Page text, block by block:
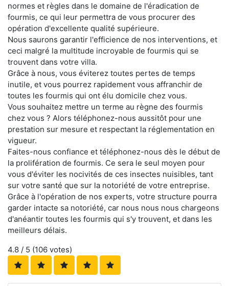
normes et règles dans le domaine de l'éradication de
fourmis, ce qui leur permettra de vous procurer des
opération d'excellente qualité supérieure.
Nous saurons garantir l'efficience de nos interventions, et
ceci malgré la multitude incroyable de fourmis qui se
trouvent dans votre villa.
Grâce à nous, vous éviterez toutes pertes de temps
inutile, et vous pourrez rapidement vous affranchir de
toutes les fourmis qui ont élu domicile chez vous.
Vous souhaitez mettre un terme au règne des fourmis
chez vous ? Alors téléphonez-nous aussitôt pour une
prestation sur mesure et respectant la réglementation en
vigueur.
Faites-nous confiance et téléphonez-nous dès le début de
la prolifération de fourmis. Ce sera le seul moyen pour
vous d'éviter les nocivités de ces insectes nuisibles, tant
sur votre santé que sur la notoriété de votre entreprise.
Grâce à l'opération de nos experts, votre structure pourra
garder intacte sa notoriété, car nous nous nous chargeons
d'anéantir toutes les fourmis qui s'y trouvent, et dans les
meilleurs délais.
4.8 / 5 (106 votes)